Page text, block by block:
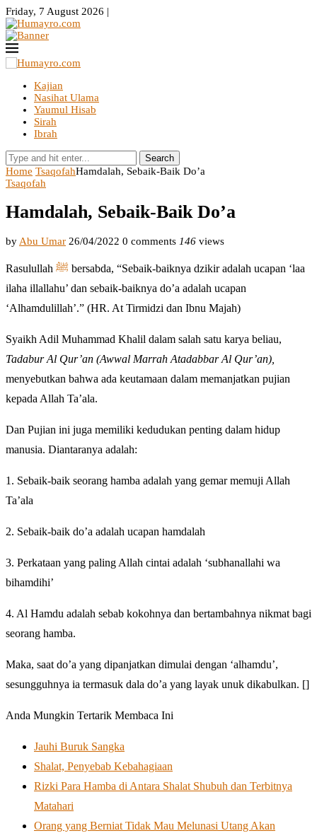
Friday, 7 August 2026 |
Kajian
Nasihat Ulama
Yaumul Hisab
Sirah
Ibrah
Search
Home TsaqofahHamdalah, Sebaik-Baik Do’a
Tsaqofah
Hamdalah, Sebaik-Baik Do’a
by Abu Umar 26/04/2022 0 comments 146 views
Rasulullah ﷺ bersabda, “Sebaik-baiknya dzikir adalah ucapan ‘laa
ilaha illallahu’ dan sebaik-baiknya do’a adalah ucapan
‘Alhamdulillah’.” (HR. At Tirmidzi dan Ibnu Majah)
Syaikh Adil Muhammad Khalil dalam salah satu karya beliau,
Tadabur Al Qur’an (Awwal Marrah Atadabbar Al Qur’an),
menyebutkan bahwa ada keutamaan dalam memanjatkan pujian
kepada Allah Ta’ala.
Dan Pujian ini juga memiliki kedudukan penting dalam hidup
manusia. Diantaranya adalah:
1. Sebaik-baik seorang hamba adalah yang gemar memuji Allah
Ta’ala
2. Sebaik-baik do’a adalah ucapan hamdalah
3. Perkataan yang paling Allah cintai adalah ‘subhanallahi wa
bihamdihi’
4. Al Hamdu adalah sebab kokohnya dan bertambahnya nikmat bagi
seorang hamba.
Maka, saat do’a yang dipanjatkan dimulai dengan ‘alhamdu’,
sesungguhnya ia termasuk dala do’a yang layak unuk dikabulkan. []
Anda Mungkin Tertarik Membaca Ini
Jauhi Buruk Sangka
Shalat, Penyebab Kebahagiaan
Rizki Para Hamba di Antara Shalat Shubuh dan Terbitnya
Matahari
Orang yang Berniat Tidak Mau Melunasi Utang Akan